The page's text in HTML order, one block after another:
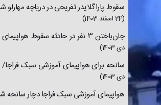
سقوط پاراگلایدر تفریحی در دریاچه
(24 اسفند 1403)
جان‌باختن ٣ نفر در حادثه سقوط هواپیمای آموزشی در گیلان
دی 1403)
سانحه برای هواپیمای آموزشی سبک فراجا/ ۳ نفر شهید شدند
دی 1403)
هواپیمای آموزشی سبک فراجا دچار سانحه